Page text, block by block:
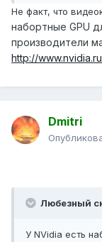
Не факт, что
набортные GPU
производители
http://
Dmitri
Любезный
У NVidia есть